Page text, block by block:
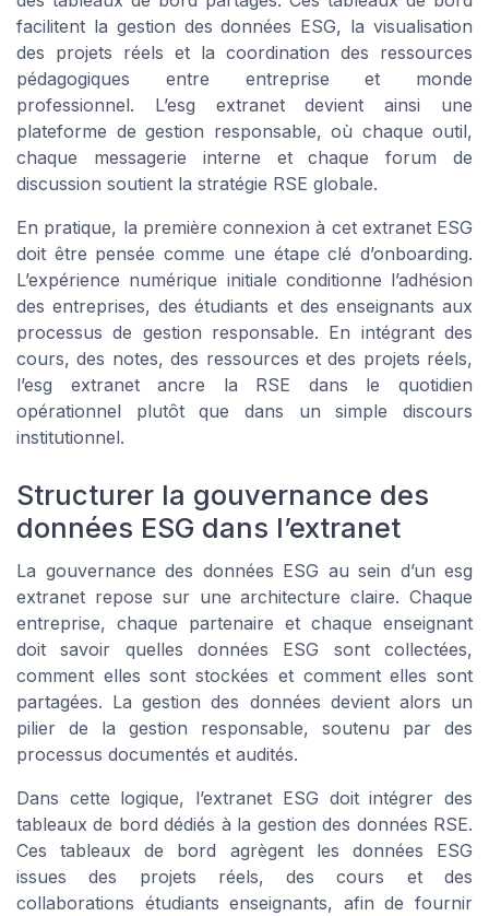
facilitent la gestion des données ESG, la visualisation
des projets réels et la coordination des ressources
pédagogiques entre entreprise et monde
professionnel. L’esg extranet devient ainsi une
plateforme de gestion responsable, où chaque outil,
chaque messagerie interne et chaque forum de
discussion soutient la stratégie RSE globale.
En pratique, la première connexion à cet extranet ESG
doit être pensée comme une étape clé d’onboarding.
L’expérience numérique initiale conditionne l’adhésion
des entreprises, des étudiants et des enseignants aux
processus de gestion responsable. En intégrant des
cours, des notes, des ressources et des projets réels,
l’esg extranet ancre la RSE dans le quotidien
opérationnel plutôt que dans un simple discours
institutionnel.
Structurer la gouvernance des
données ESG dans l’extranet
La gouvernance des données ESG au sein d’un esg
extranet repose sur une architecture claire. Chaque
entreprise, chaque partenaire et chaque enseignant
doit savoir quelles données ESG sont collectées,
comment elles sont stockées et comment elles sont
partagées. La gestion des données devient alors un
pilier de la gestion responsable, soutenu par des
processus documentés et audités.
Dans cette logique, l’extranet ESG doit intégrer des
tableaux de bord dédiés à la gestion des données RSE.
Ces tableaux de bord agrègent les données ESG
issues des projets réels, des cours et des
collaborations étudiants enseignants, afin de fournir